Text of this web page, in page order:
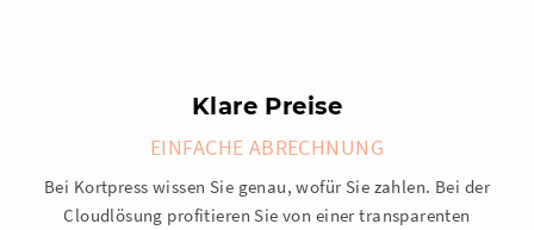
Klare Preise
EINFACHE ABRECHNUNG
Bei Kortpress wissen Sie genau, wofür Sie zahlen. Bei der
Cloudlösung profitieren Sie von einer transparenten